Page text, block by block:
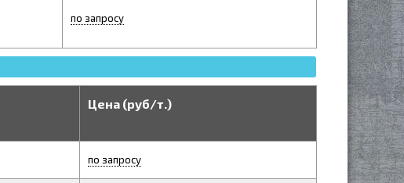
по запросу
Цена (руб/т.)
по запросу